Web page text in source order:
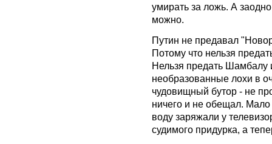
умирать за ложь. А
можно.
Путин не предавал
Потому что нельзя
Нельзя предать Шамбалу
необразованные лохи в
чудовищный бутор - не
ничего и не обещал. Мало
воду заряжали у
судимого придурка, а